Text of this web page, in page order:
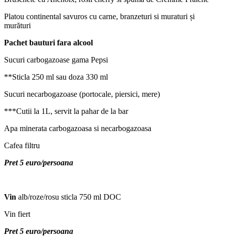
Platou continental savuros cu carne, branzeturi si muraturi și
murături
Pachet bauturi fara alcool
Sucuri carbogazoase gama Pepsi
**Sticla 250 ml sau doza 330 ml
Sucuri necarbogazoase (portocale, piersici, mere)
***Cutii la 1L, servit la pahar de la bar
Apa minerata carbogazoasa si necarbogazoasa
Cafea filtru
Pret 5 euro/persoana
Vin alb/roze/rosu sticla 750 ml DOC
Vin fiert
Pret 5 euro/persoana